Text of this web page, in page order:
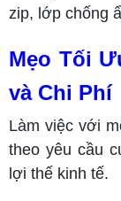
zip, lớp chống
Mẹo Tối
và Chi Phí
Làm việc với
theo yêu cầu
lợi thế kinh tế.